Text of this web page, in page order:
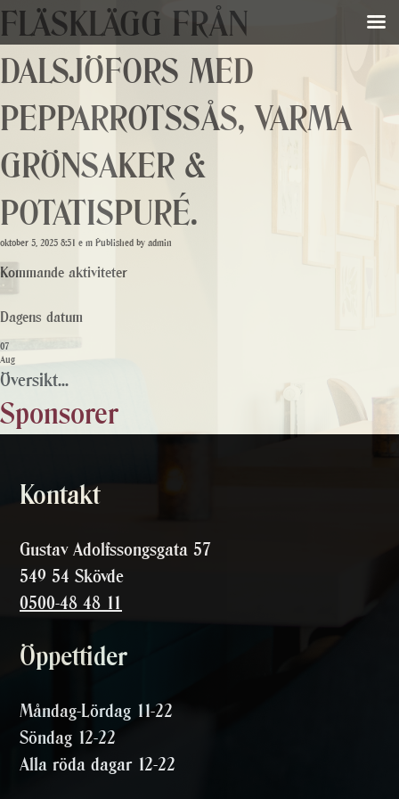
FLÄSKLÄGG FRÅN
DALSJÖFORS MED
PEPPARROTSSÅS, VARMA
GRÖNSAKER &
POTATISPURÉ.
oktober 5, 2025 8:51 e m Published by admin
Kommande aktiviteter
Dagens datum
07
Aug
Översikt...
Sponsorer
Kontakt
Gustav Adolfssongsgata 57
549 54 Skövde
0500-48 48 11
Öppettider
Måndag-Lördag 11-22
Söndag 12-22
Alla röda dagar 12-22